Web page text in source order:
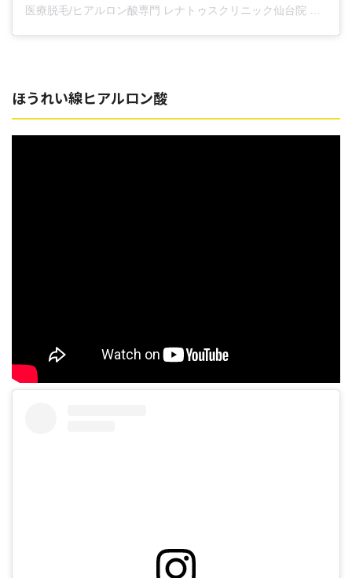
ほうれい線ヒアルロン酸